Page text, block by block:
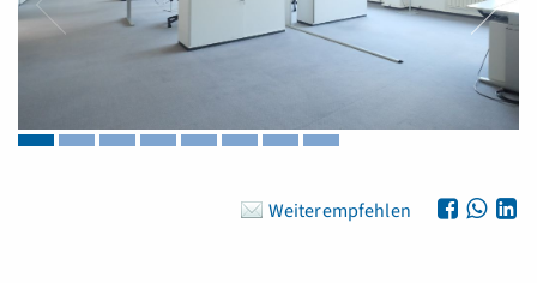
Weiterempfehlen